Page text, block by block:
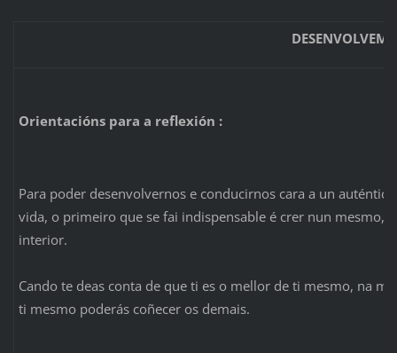
Orientacións para a reflexión :
Para poder desenvolvernos e conducirnos cara a un
vida, o primeiro que se fai indispensable é crer nun mesmo,
interior.
Cando te deas conta de que ti es o mellor de ti mesmo, na
ti mesmo poderás coñecer os demais.